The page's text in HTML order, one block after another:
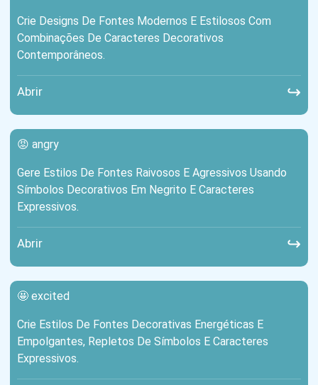
Crie Designs De Fontes Modernos E Estilosos Com
Combinações De Caracteres Decorativos
Contemporâneos.
Abrir ↪
😡 angry
Gere Estilos De Fontes Raivosos E Agressivos Usando
Símbolos Decorativos Em Negrito E Caracteres
Expressivos.
Abrir ↪
🤩 excited
Crie Estilos De Fontes Decorativas Energéticas E
Empolgantes, Repletos De Símbolos E Caracteres
Expressivos.